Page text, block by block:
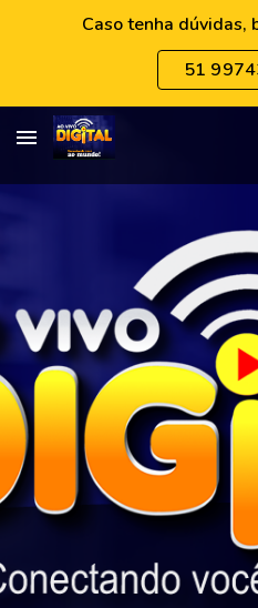
Caso tenha dúvidas,
51